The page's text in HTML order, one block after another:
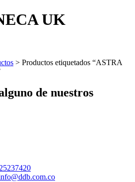
UK
> Productos etiquetados “ASTRA
de nuestros